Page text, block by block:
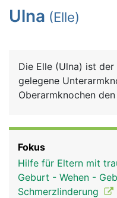
Symptome
News
Rubriken
Ulna (Elle)
Die Elle (Ulna) ist
gelegene
Oberarmknochen
Fokus
Hilfe für Eltern mit
Geburt - Wehen -
Schmerzlinderung